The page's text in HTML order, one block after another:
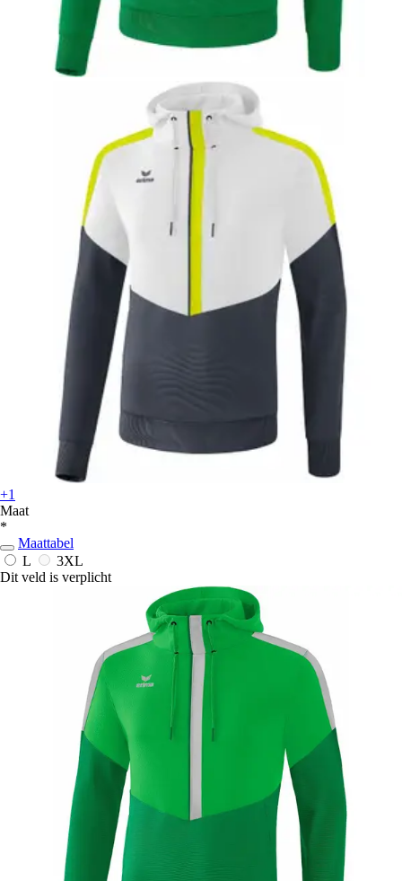
+1
Maat
*
Maattabel
L
3XL
Dit veld is verplicht